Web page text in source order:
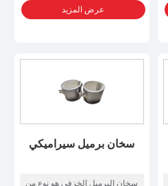
أنواع مختلفة من الكريات وفقًا
عرض المزيد
سخان برميل سيراميكي
سخان البرميل الخزفي هو نوع من